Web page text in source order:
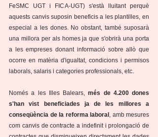
FeSMC UGT i FICA-UGT) s'està lluitant perquè
aquests canvis suposin beneficis a les plantilles, en
especial a les dones. No obstant, també suposarà
una millora per als homes ja que s'obrirà una porta
a les empreses donant informació sobre allò que
ocorre en matèria d'igualtat, condicions i permisos
laborals, salaris i categories professionals, etc.
Només a les Illes Balears, més de 4.200 dones
s'han vist beneficiades ja de les millores a
conseqüència de la reforma laboral , amb mesures
com canvis de contracte a indefinit i prolongació de